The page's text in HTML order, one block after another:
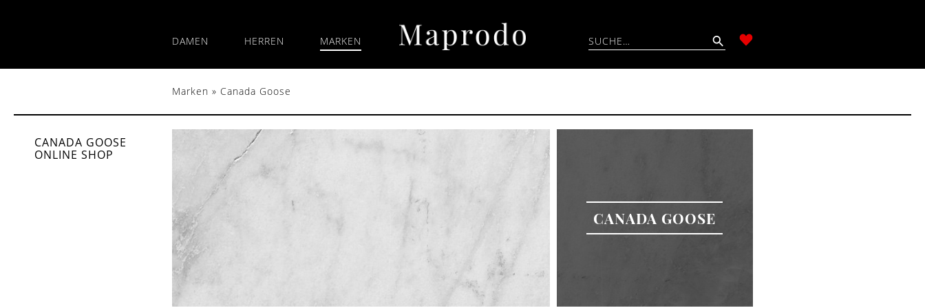
DAMEN HERREN MARKEN
Marken » Canada Goose
CANADA GOOSE
ONLINE SHOP
CANADA GOOSE